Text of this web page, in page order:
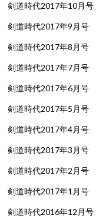
剣道時代2017年10月号
剣道時代2017年9月号
剣道時代2017年8月号
剣道時代2017年7月号
剣道時代2017年6月号
剣道時代2017年5月号
剣道時代2017年4月号
剣道時代2017年3月号
剣道時代2017年2月号
剣道時代2017年1月号
剣道時代2016年12月号